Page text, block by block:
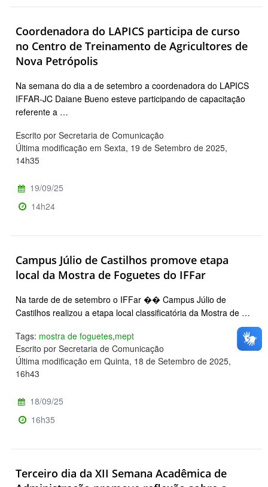
Coordenadora do LAPICS participa de curso
no Centro de Treinamento de Agricultores de
Nova Petrópolis
Na semana do dia a de setembro a coordenadora do LAPICS
IFFAR-JC Daiane Bueno esteve participando de capacitação
referente a …
Escrito por Secretaria de Comunicação
Última modificação em Sexta, 19 de Setembro de 2025,
14h35
19/09/25
14h24
Campus Júlio de Castilhos promove etapa
local da Mostra de Foguetes do IFFar
Na tarde de de setembro o IFFar �� Campus Júlio de
Castilhos realizou a etapa local classificatória da Mostra de …
Tags: mostra de foguetes,mept
Escrito por Secretaria de Comunicação
Última modificação em Quinta, 18 de Setembro de 2025,
16h43
18/09/25
16h35
Terceiro dia da XII Semana Acadêmica de